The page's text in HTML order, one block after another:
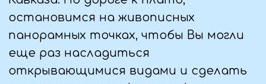
Шум, Каскадный, Сердце Руфабго.
— Для желающих, за дополнительную
плату - РАФТИНГ, сплав по горной
реке Белой (от 1 800 руб, 1,5 часа, 15км).
— Посещение ДОМА МЕДА с
дегустацией: чая, меда, сыра,